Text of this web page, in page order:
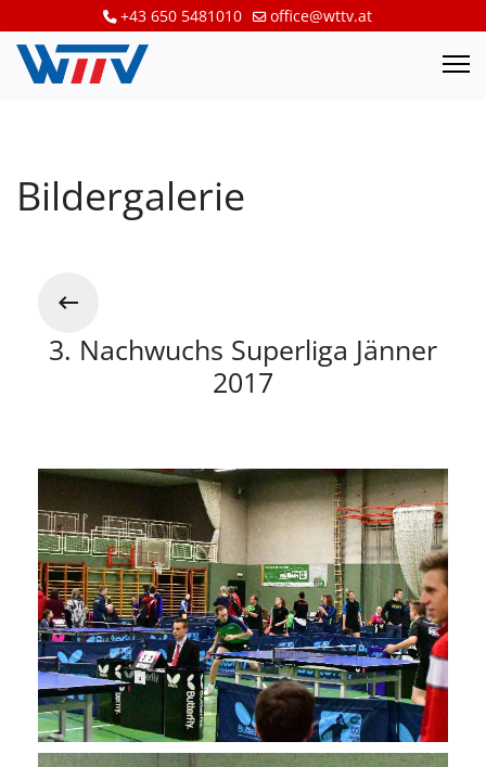
+43 650 5481010 office@wttv.at
Bildergalerie
3. Nachwuchs Superliga Jänner
2017